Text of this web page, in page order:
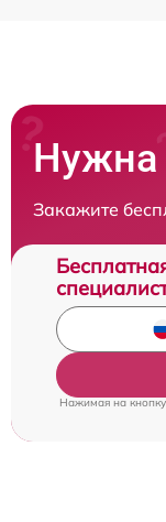
Нужна
Закажите
Нажимая на